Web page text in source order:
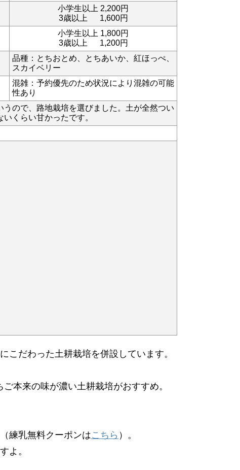
小学生以上 2,200円
3歳以上 1,600円
小学生以上 1,800円
3歳以上 1,200円
品種： とちおとめ、とちあいか、紅ほっぺ、
スカイベリー
混雑： 予約優先のため状況により 混雑の可能
性あり
うので、路地栽培を選びました。土が全然つい
くらい甘かったです。
こだわった土耕栽培を併設しています。
本来の味が濃い土耕栽培がおすすめ。
練乳無料クーポンはこちら ）。
よ。